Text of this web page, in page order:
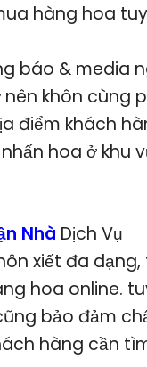
hàng hoa
báo & media
khôn cùng
điểm khách
hoa ở khu
Nhà Dịch Vụ
xiết đa
hoa online.
bảo đảm
hàng cần